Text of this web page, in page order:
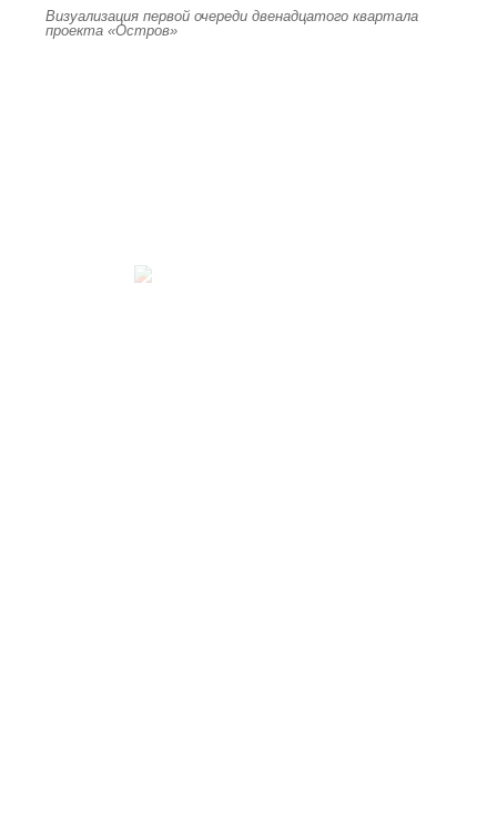
Визуализация первой очереди двенадцатого квартала
проекта «Остров»